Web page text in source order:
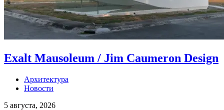
Exalt Mausoleum / Jim Caumeron Design
Архитектура
Новости
5 августа, 2026